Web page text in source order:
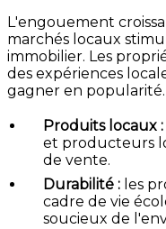
L'engouement
marchés locaux
immobilier. Les
des expériences
gagner en popularité.
Produits locaux :
et producteurs
de vente.
Durabilité : les
cadre de vie
soucieux de